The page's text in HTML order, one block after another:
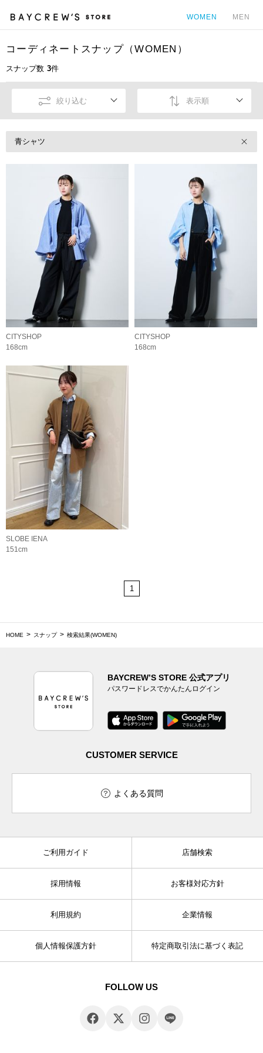
WOMEN MEN
コーディネートスナップ（WOMEN）
スナップ数 3件
絞り込む 表示順
青シャツ
CITYSHOP
168cm
CITYSHOP
168cm
SLOBE IENA
151cm
1
HOME スナップ 検索結果(WOMEN)
BAYCREW’S STORE 公式アプリ
パスワードレスでかんたんログイン
CUSTOMER SERVICE
よくある質問
ご利用ガイド 店舗検索
採用情報 お客様対応方針
利用規約 企業情報
個人情報保護方針 特定商取引法に基づく表記
FOLLOW US